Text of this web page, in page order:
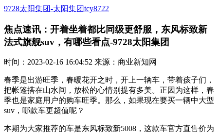
9728太阳集团-太阳集团tcy8722
焦点速讯：开着坐着都比同级更舒服，东风标致新
法式旗舰suv，有哪些看点-9728太阳集团
时间：2023-02-16 16:04:52 来源：商业新知网
春季是出游旺季，春暖花开之时，开上一辆车，带着孩子们，
把帐篷搭在山水间，放松的心情别提有多美。正因为这样，春
季也是家庭用户的购车旺季。那么，如果现在要买一辆中大型
suv，哪款车更超值呢？
本期为大家推荐的车是东风标致新5008，这款车官方直售价为